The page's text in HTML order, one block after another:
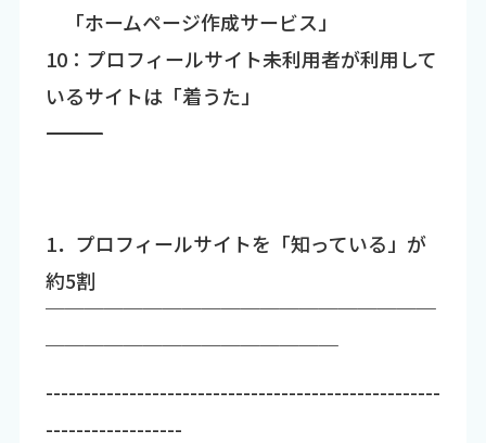
「ホームページ作成サービス」
10：プロフィールサイト未利用者が利用して
いるサイトは「着うた」
―――――――――――――――――――――――――――――――――――
1．プロフィールサイトを「知っている」が
約5割
￣￣￣￣￣￣￣￣￣￣￣￣￣￣￣￣￣￣￣￣
￣￣￣￣￣￣￣￣￣￣￣￣￣￣￣
----------------------------------------------------
------------------